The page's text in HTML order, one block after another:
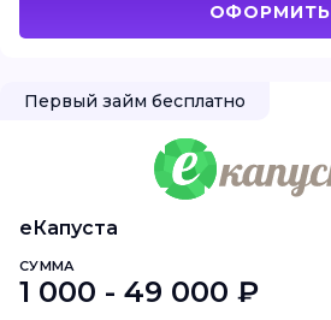
ОФОРМИТЬ
Первый займ бесплатно
еКапуста
СУММА
1 000 - 49 000 ₽